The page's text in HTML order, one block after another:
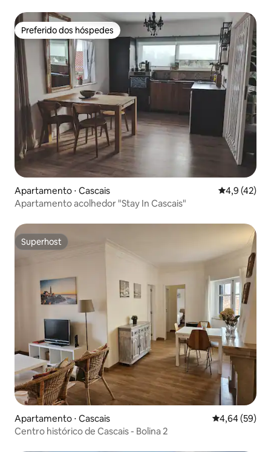
Preferido dos hóspedes
Preferido dos hóspedes
Apartamento ⋅ Cascais 4,9 de uma
4,9 (42)
Apartamento acolhedor "Stay In Cascais"
Superhost
Superhost
Apartamento ⋅ Cascais 4,64 de uma
4,64 (59)
Centro histórico de Cascais - Bolina 2